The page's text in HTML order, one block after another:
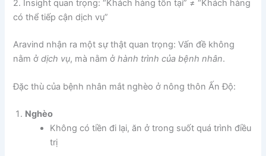
2. Insight quan trọng: “Khách hàng tồn tại” ≠ “Khách hàng
có thể tiếp cận dịch vụ”
Aravind nhận ra một sự thật quan trọng: Vấn đề không
nằm ởdịch vụ, mà nằm ởhành trình của bệnh nhân.
Đặc thù của bệnh nhân mắt nghèo ở nông thôn Ấn Độ:
Nghèo
Không có tiền đi lại, ăn ở trong suốt quá trình điều
trị